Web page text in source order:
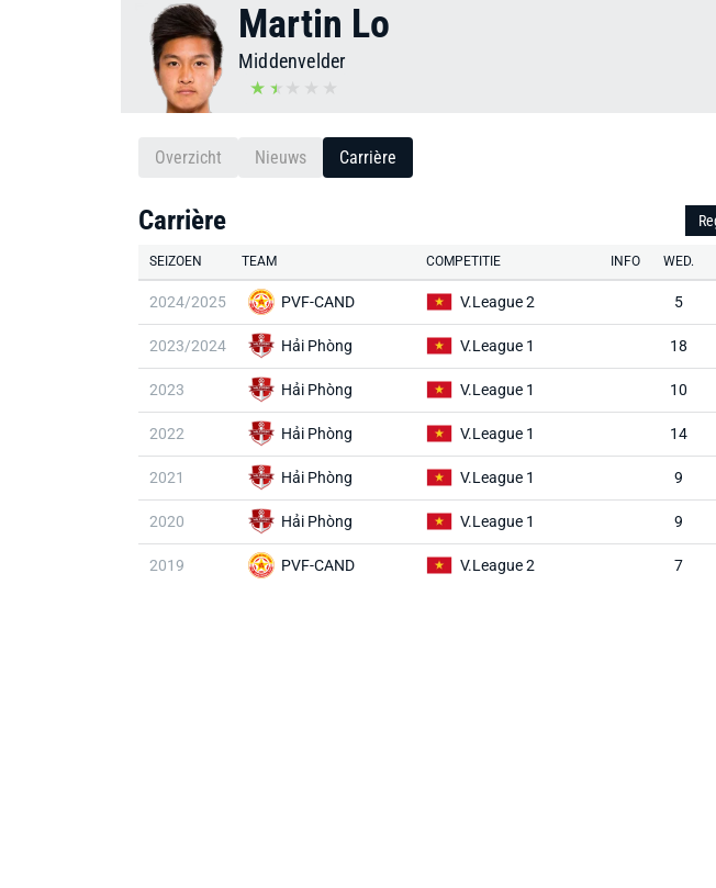
Martin Lo
Middenvelder
Overzicht Nieuws Carrière
Carrière
SEIZOEN TEAM COMPETITIE INFO WED.
2024/2025 PVF-CAND V.League 2 5
2023/2024 Hải Phòng V.League 1 18
2023 Hải Phòng V.League 1 10
2022 Hải Phòng V.League 1 14
2021 Hải Phòng V.League 1 9
2020 Hải Phòng V.League 1 9
2019 PVF-CAND V.League 2 7